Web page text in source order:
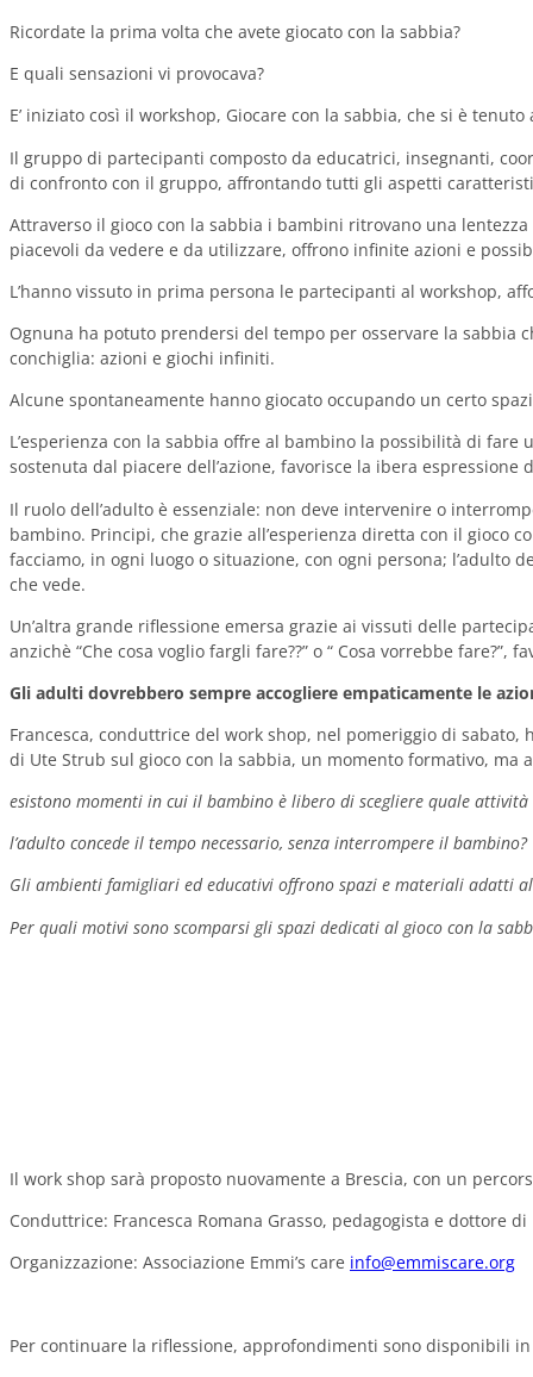
Ricordate la prima volta che avete giocato con la sabbia?
E quali sensazioni vi provocava?
E’ iniziato così il workshop, Giocare con la sabbia, che si è tenuto
Il gruppo di partecipanti composto da educatrici, insegnanti,
di confronto con il gruppo, affrontando tutti gli aspetti
Attraverso il gioco con la sabbia i bambini ritrovano una
piacevoli da vedere e da utilizzare, offrono infinite azioni e
L’hanno vissuto in prima persona le partecipanti al workshop,
Ognuna ha potuto prendersi del tempo per osservare la sabbia
conchiglia: azioni e giochi infiniti.
Alcune spontaneamente hanno giocato occupando un certo
L’esperienza con la sabbia offre al bambino la possibilità di
sostenuta dal piacere dell’azione, favorisce la ibera
Il ruolo dell’adulto è essenziale: non deve intervenire o
bambino. Principi, che grazie all’esperienza diretta con il gioco
facciamo, in ogni luogo o situazione, con ogni persona; l’adulto
che vede.
Un’altra grande riflessione emersa grazie ai vissuti delle
anzichè “Che cosa voglio fargli fare??” o “ Cosa vorrebbe
Gli adulti dovrebbero sempre accogliere empaticamente le
Francesca, conduttrice del work shop, nel pomeriggio di
di Ute Strub sul gioco con la sabbia, un momento formativo, ma
esistono momenti in cui il bambino è libero di scegliere quale attività
l’adulto concede il tempo necessario, senza interrompere il bambino?
Gli ambienti famigliari ed educativi offrono spazi e materiali adatti
Per quali motivi sono scomparsi gli spazi dedicati al gioco con la
Il work shop sarà proposto nuovamente a Brescia, con un
Conduttrice: Francesca Romana Grasso, pedagogista e dottore
Organizzazione: Associazione Emmi’s care info@emmiscare.org
Per continuare la riflessione, approfondimenti sono disponibili